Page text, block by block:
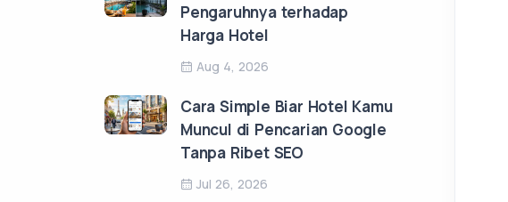
Pengaruhnya terhadap
Harga Hotel
Aug 4, 2026
Cara Simple Biar Hotel Kamu
Muncul di Pencarian Google
Tanpa Ribet SEO
Jul 26, 2026